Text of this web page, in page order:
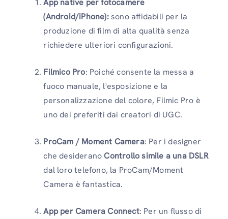
(Android/iPhone):sono affidabili per la
produzione di film di alta qualità senza
richiedere ulteriori configurazioni.
Filmico Pro: Poiché consente la messa a
fuoco manuale, l'esposizione e la
personalizzazione del colore, Filmic Pro è
uno dei preferiti dai creatori di UGC.
ProCam / Moment Camera: Per i designer
che desideranoControllo simile a una DSLR
dal loro telefono, la ProCam/Moment
Camera è fantastica.
App per Camera Connect: Per un flusso di